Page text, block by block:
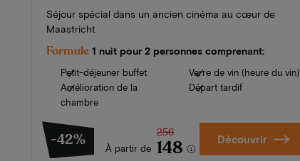
Séjour spécial dans un ancien cinéma au cœur de
Maastricht
Formule 1 nuit pour 2 personnes comprenant:
Petit-déjeuner buffet
Amélioration de la
chambre
Verre de vin (heure du vin)
Départ tardif
-42% À partir de
256
148 Découvrir